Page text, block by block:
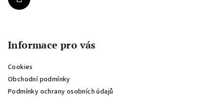
Informace pro vás
Cookies
Obchodní podmínky
Podmínky ochrany osobních údajů